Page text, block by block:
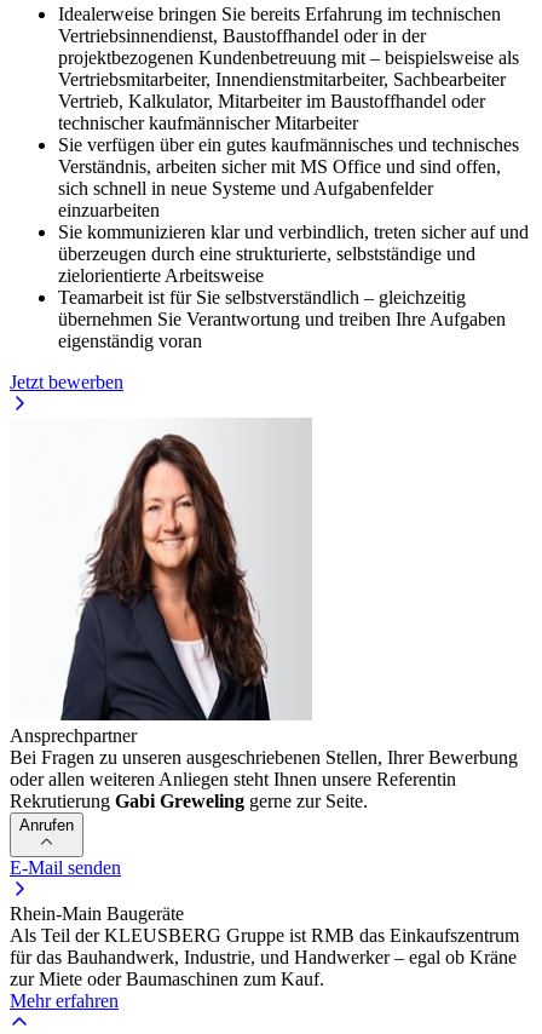
Idealerweise bringen Sie bereits Erfahrung im technischen
Vertriebsinnendienst, Baustoffhandel oder in der
projektbezogenen Kundenbetreuung mit – beispielsweise als
Vertriebsmitarbeiter, Innendienstmitarbeiter, Sachbearbeiter
Vertrieb, Kalkulator, Mitarbeiter im Baustoffhandel oder
technischer kaufmännischer Mitarbeiter
Sie verfügen über ein gutes kaufmännisches und technisches
Verständnis, arbeiten sicher mit MS Office und sind offen,
sich schnell in neue Systeme und Aufgabenfelder
einzuarbeiten
Sie kommunizieren klar und verbindlich, treten sicher auf und
überzeugen durch eine strukturierte, selbstständige und
zielorientierte Arbeitsweise
Teamarbeit ist für Sie selbstverständlich – gleichzeitig
übernehmen Sie Verantwortung und treiben Ihre Aufgaben
eigenständig voran
Jetzt bewerben
Ansprechpartner
Bei Fragen zu unseren ausgeschriebenen Stellen, Ihrer Bewerbung
oder allen weiteren Anliegen steht Ihnen unsere Referentin
Rekrutierung Gabi Greweling gerne zur Seite.
Anrufen
E-Mail senden
Rhein-Main Baugeräte
Als Teil der KLEUSBERG Gruppe ist RMB das Einkaufszentrum
für das Bauhandwerk, Industrie, und Handwerker – egal ob Kräne
zur Miete oder Baumaschinen zum Kauf.
Mehr erfahren